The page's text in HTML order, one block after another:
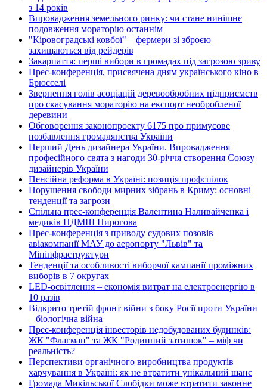
з 14 років
Впровадження земельного ринку: чи стане нинішнє
подовження мораторію останнім
"Кіровоградські ковбої" – фермери зі зброєю
захищаються від рейдерів
Закарпаття: перші вибори в громадах під загрозою зриву
Прес-конференція, присвячена дням українського кіно в
Брюсселі
Звернення голів асоціацій деревообробних підприємств
про скасування мораторію на експорт необробленої
деревини
Обговорення законопроекту 6175 про примусове
позбавлення громадянства України
Перший День дизайнера України. Впровадження
професійного свята з нагоди 30-річчя створення Союзу
дизайнерів України
Пенсійна реформа в Україні: позиція профспілок
Порушення свободи мирних зібрань в Криму: основні
тенденції та загрози
Спільна прес-конференція Валентина Наливайченка і
медиків ПДМШ Пирогова
Прес-конференція з приводу судових позовів
авіакомпанії МАУ до аеропорту "Львів" та
Мінінфраструктури
Тенденції та особливості виборчої кампанії проміжних
виборів в 7 округах
LED-освітлення – економія витрат на електроенергію в
10 разів
Відкрито третій фронт війни з боку Росії проти України
– біологічна війна
Прес-конференція інвесторів недобудованих будинків:
ЖК "Флагман" та ЖК "Родинний затишок" – міф чи
реальність?
Перспективи органічного виробництва продуктів
харчування в Україні: як не втратити унікальний шанс
Громада Микільської Слобідки може втратити законне